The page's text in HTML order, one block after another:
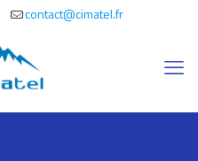
contact@cimatel.fr